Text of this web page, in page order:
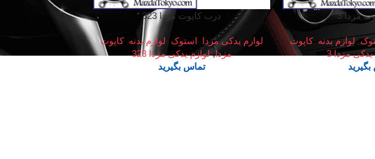
مزدا 3
,لوازم بدنه ,کاپوت
یدکی مزدا 3
درب کاپوت مزدا 323
لوازم یدکی مزدا استوک لوازم بدنه ,کاپوت
مزدا,لوازم یدکی مزدا 323
تماس بگیرید